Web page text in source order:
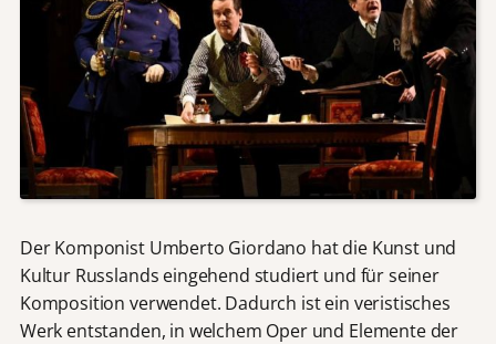
Der Komponist Umberto Giordano hat die Kunst und
Kultur Russlands eingehend studiert und für seiner
Komposition verwendet. Dadurch ist ein veristisches
Werk entstanden, in welchem Oper und Elemente der